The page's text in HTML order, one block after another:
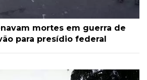
mortes em guerra de
para presídio federal